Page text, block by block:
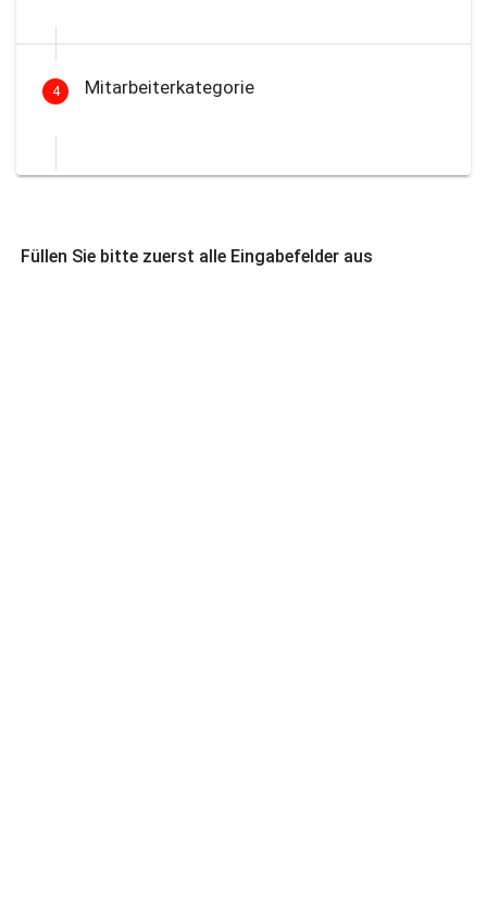
4 Mitarbeiterkategorie
Füllen Sie bitte zuerst alle Eingabefelder aus